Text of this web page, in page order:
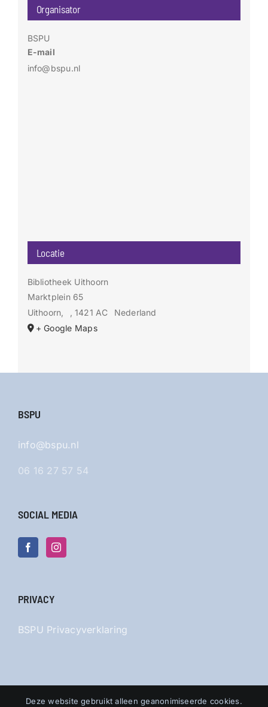
Organisator
BSPU
E-mail
info@bspu.nl
Locatie
Bibliotheek Uithoorn
Marktplein 65
Uithoorn
, 1421 AC
Nederland
+ Google Maps
BSPU
info@bspu.nl
06 16 27 57 54
SOCIAL MEDIA
PRIVACY
BSPU Privacyverklaring
Deze website gebruikt alleen geanonimiseerde cookies.